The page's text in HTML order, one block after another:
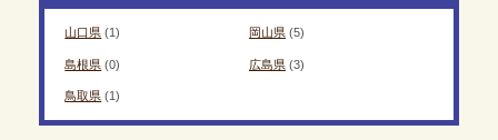
山口県 (1) 岡山県(5)
島根県 (0) 広島県(3)
鳥取県 (1)